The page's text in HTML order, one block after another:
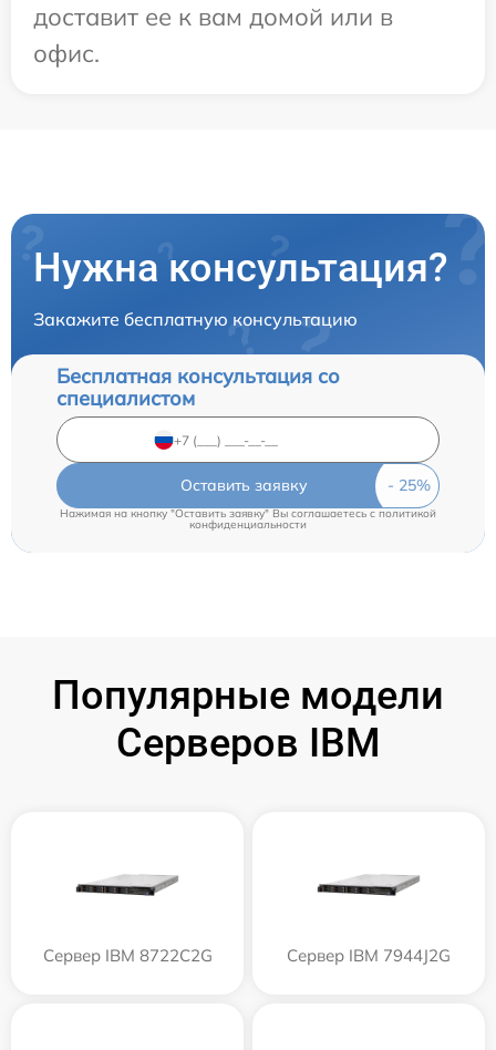
доставит ее к вам домой или в
офис.
Нужна консультация?
Закажите бесплатную консультацию
Бесплатная консультация со
специалистом
Оставить заявку
Нажимая на кнопку "Оставить заявку" Вы соглашаетесь c политикой
конфиденциальности
Популярные модели
Серверов IBM
Сервер IBM 8722C2G Сервер IBM 7944J2G